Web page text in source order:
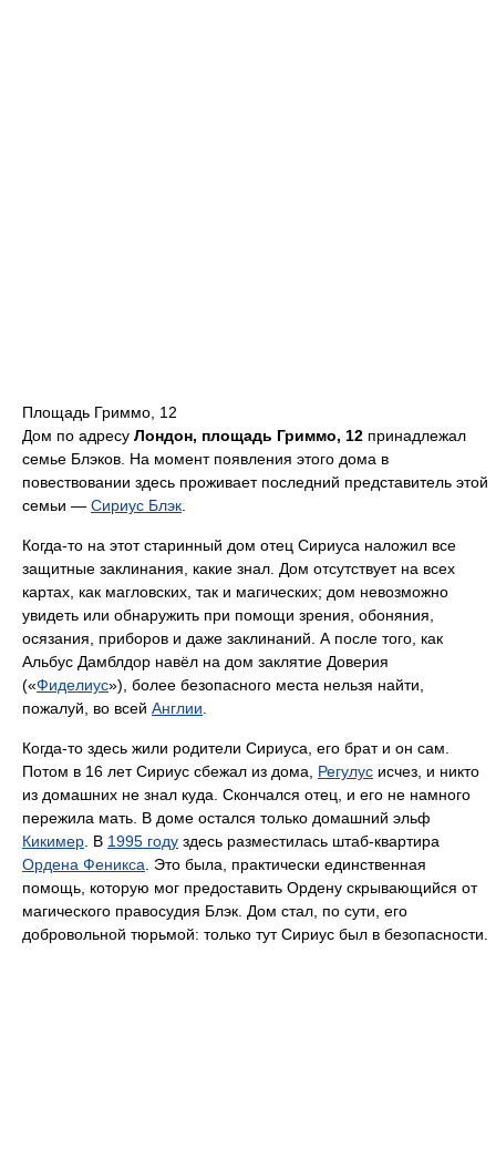
Площадь Гриммо, 12
Дом по адресу Лондон, площадь Гриммо, 12 принадлежал
семье Блэков. На момент появления этого дома в
повествовании здесь проживает последний представитель этой
семьи — Сириус Блэк.
Когда-то на этот старинный дом отец Сириуса наложил все
защитные заклинания, какие знал. Дом отсутствует на всех
картах, как магловских, так и магических; дом невозможно
увидеть или обнаружить при помощи зрения, обоняния,
осязания, приборов и даже заклинаний. А после того, как
Альбус Дамблдор навёл на дом заклятие Доверия
(«Фиделиус»), более безопасного места нельзя найти,
пожалуй, во всей Англии.
Когда-то здесь жили родители Сириуса, его брат и он сам.
Потом в 16 лет Сириус сбежал из дома, Регулус исчез, и никто
из домашних не знал куда. Скончался отец, и его не намного
пережила мать. В доме остался только домашний эльф
Кикимер. В 1995 году здесь разместилась штаб-квартира
Ордена Феникса. Это была, практически единственная
помощь, которую мог предоставить Ордену скрывающийся от
магического правосудия Блэк. Дом стал, по сути, его
добровольной тюрьмой: только тут Сириус был в безопасности.